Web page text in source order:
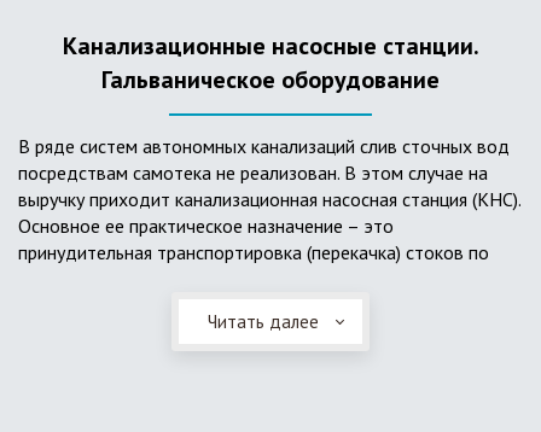
подвержены промерзанию. Оптимальный вариант
установки железобетонных кессонов – это заниженный
уровень грунтовых вод (УГВ) на участке, а кессон,
выполненный из пластика, может служить на территории с
высоким УГВ.
Очищенная вода без перебоев – незабвенная мечта
каждого владельца загородного дома. Чтобы выполнить
установку кессонов, погребов и колодцев, вам непременно
следует воспользоваться услугами специалистов нашей
компании. Мы максимально оперативно и качественно
проведем весь комплекс изыскательских мероприятий,
выполним необходимые расчеты и проектирование,
Канализационные насосные станции.
Гальваническое оборудование
В ряде систем автономных канализаций слив сточных вод
посредствам самотека не реализован. В этом случае на
выручку приходит канализационная насосная станция (КНС).
Основное ее практическое назначение – это
принудительная транспортировка (перекачка) стоков по
Такая станция может позиционироваться как в подвальном
помещении дома, так и функционировать в условиях
Читать далее